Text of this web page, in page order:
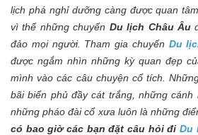
lịch phá nghỉ dưỡng càng được quan
vì thế những chuyến Du lịch Châu Âu
đảo mọi người. Tham gia chuyến Du
được ngắm nhìn những kỳ quan đẹp
mình vào các câu chuyện cổ tích.
bãi biển phủ đầy cát trắng, những cánh
những pháo đài cổ xưa luôn là những
có bao giờ các bạn đặt câu hỏi đi Du